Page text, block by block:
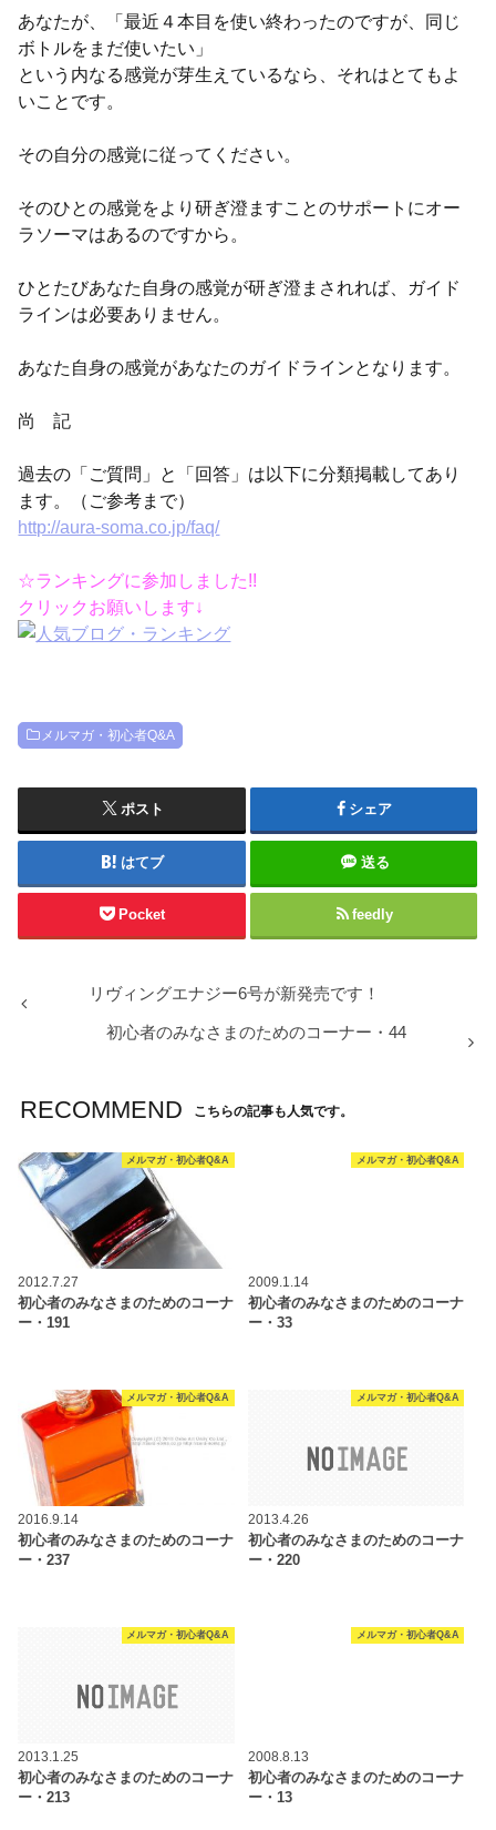
あなたが、「最近４本目を使い終わったのですが、同じ
ボトルをまだ使いたい」
という内なる感覚が芽生えているなら、それはとてもよ
いことです。
その自分の感覚に従ってください。
そのひとの感覚をより研ぎ澄ますことのサポートにオー
ラソーマはあるのですから。
ひとたびあなた自身の感覚が研ぎ澄まされれば、ガイド
ラインは必要ありません。
あなた自身の感覚があなたのガイドラインとなります。
尚 記
過去の「ご質問」と「回答」は以下に分類掲載してあり
ます。（ご参考まで）
http://aura-soma.co.jp/faq/
☆ランキングに参加しました!!
クリックお願いします↓
メルマガ・初心者Q&A
ポスト シェア
はてブ 送る
Pocket feedly
リヴィングエナジー6号が新発売です！
初心者のみなさまのためのコーナー・44
RECOMMEND こちらの記事も人気です。
メルマガ・初心者Q&A
2012.7.27
初心者のみなさまのためのコーナ
ー・191
メルマガ・初心者Q&A
2009.1.14
初心者のみなさまのためのコーナ
ー・33
メルマガ・初心者Q&A
2016.9.14
初心者のみなさまのためのコーナ
ー・237
メルマガ・初心者Q&A
2013.4.26
初心者のみなさまのためのコーナ
ー・220
メルマガ・初心者Q&A
2013.1.25
初心者のみなさまのためのコーナ
ー・213
メルマガ・初心者Q&A
2008.8.13
初心者のみなさまのためのコーナ
ー・13